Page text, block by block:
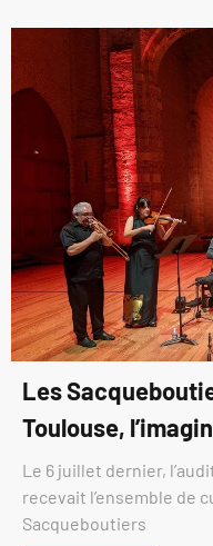
Les
Toulouse,
Le 6 juillet dernier,
recevait l’ensemble de
Sacqueboutiers